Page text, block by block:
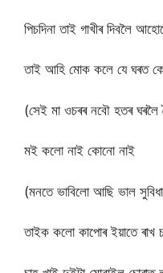
পিচদিনা তাই গাখীৰ দিবলৈ
তাই আহি মোক কলে যে ঘৰত
(সেই মা ওচৰৰ নবৌ হতৰ
মই কলো নাই কোনো নাই
(মনতে ভাবিলো আছি ভাল
তাইক কলো কাপোৰ ইয়াতে ৰাখ